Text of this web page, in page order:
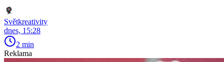
Světkreativity
dnes, 15:28
2 min
Reklama